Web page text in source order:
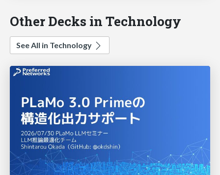
Other Decks in Technology
See All in Technology